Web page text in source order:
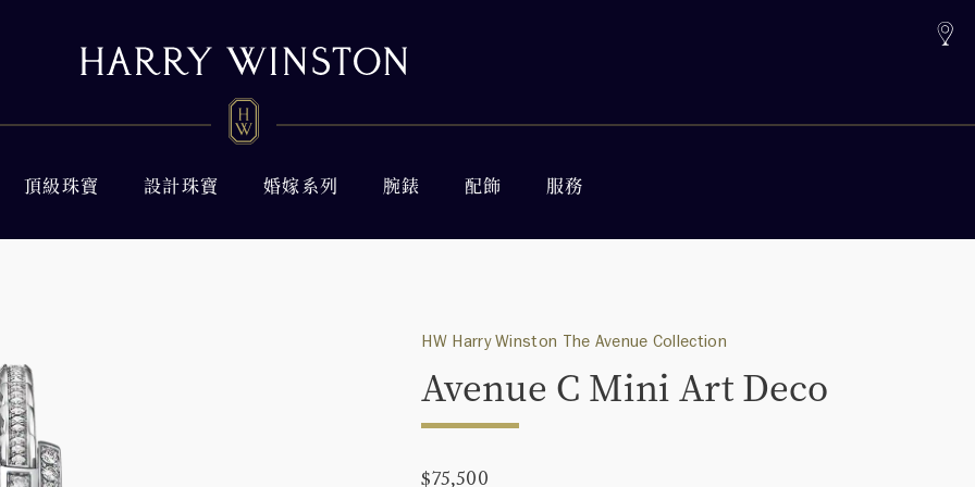
頂級珠寶 設計珠寶 婚嫁系列 腕錶 配飾 服務
HW Harry Winston The Avenue Collection
Avenue C Mini Art Deco
$75,500